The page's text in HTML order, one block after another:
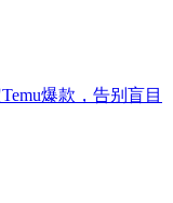
爆款，告别盲目